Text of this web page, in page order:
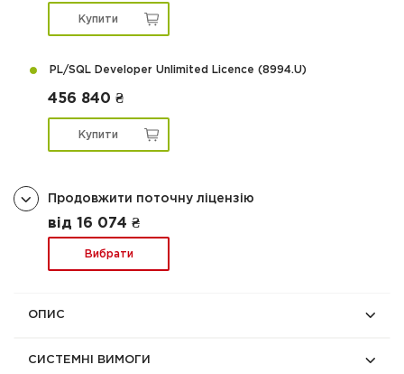
Купити
PL/SQL Developer Unlimited Licence (8994.U)
456 840 ₴
Купити
Продовжити поточну ліцензію
від 16 074 ₴
Вибрати
ОПИС
СИСТЕМНІ ВИМОГИ